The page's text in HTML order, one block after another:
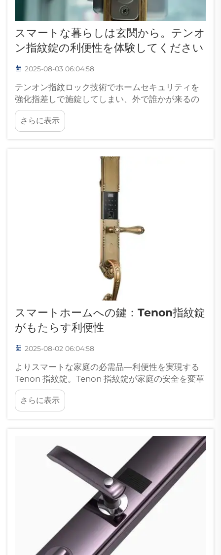
スマートな暮らしは玄関から。テンオ
ン指紋錠の利便性を体験してください
2025-08-03 06:04:58
テンオン指紋ロック技術でホームセキュリティを
強化指差しで施錠してしまい、外で誰かが来るの
を待ちくたびれた経験はありませんか。または鍵
を紛失してしまい、時間を無駄にした経験は...
さらに表示
スマートホームへの鍵：Tenon指紋錠
がもたらす利便性
2025-08-02 06:04:58
よりスマートな家庭の必需品―利便性を実現する
Tenon 指紋錠。Tenon 指紋錠が家庭の安全を変革
する方法。外出先で家の鍵を紛失してしまったこ
とや、ドアの施錠を忘れたことに不安を感じたこ
とはありませんか？新登場の Tenon...
さらに表示